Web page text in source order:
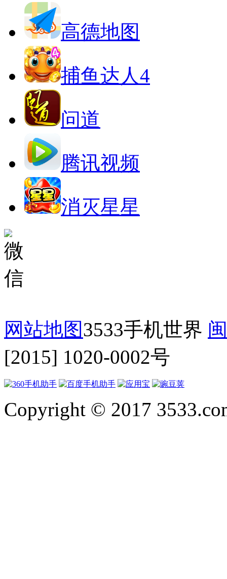
高德地图
捕鱼达人4
问道
腾讯视频
消灭星星
网站地图3533手机世界
[2015] 1020-0002号
Copyright © 2017